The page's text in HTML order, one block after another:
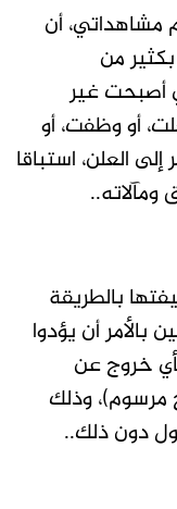
مشاهداتي، أن
بكثير من
أصبحت غير
أو وظفت، أو
العلن، استباقا
ومآلاته..
بالطريقة
بالأمر أن يؤدوا
خروج عن
مرسوم)، وذلك
دون ذلك..